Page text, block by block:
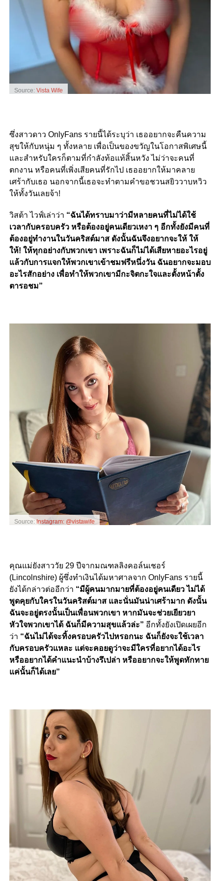
Source: Vista Wife
ซึ่งสาวดาว OnlyFans รายนี้ได้ระบุว่า เธออยากจะคืนความ
สุขให้กับหนุ่ม ๆ ทั้งหลาย เพื่อเป็นของขวัญในโอกาสพิเศษนี้
และสำหรับใครก็ตามที่กำลังท้อแท้สิ้นหวัง ไม่ว่าจะคนที่
ตกงาน หรือคนที่เพิ่งเสียคนที่รักไป เธออยากให้มาคลาย
เศร้ากับเธอ นอกจากนี้เธอจะทำตามคำขอชวนสยิววาบหวิว
ให้ทั้งวันเลยจ้า!
วิสต้า ไวฟ์เล่าว่า “ฉันได้ทราบมาว่ามีหลายคนที่ไม่ได้ใช้
เวลากับครอบครัว หรือต้องอยู่คนเดียวเหงา ๆ อีกทั้งยังมีคนที่
ต้องอยู่ทำงานในวันคริสต์มาส ดังนั้นฉันจึงอยากจะให้ ให้
ให้! ให้ทุกอย่างกับพวกเขา เพราะฉันก็ไม่ได้เสียหายอะไรอยู่
แล้วกับการแจกให้พวกเขาเข้าชมฟรีหนึ่งวัน ฉันอยากจะมอบ
อะไรสักอย่าง เพื่อทำให้พวกเขามีกะจิตกะใจและตั้งหน้าตั้ง
ตารอชม”
Source:Instagram: @vistawife
คุณแม่ยังสาววัย 29 ปีจากมณฑลลิงคอล์นเชอร์
(Lincolnshire) ผู้ซึ่งทำเงินได้มหาศาลจาก OnlyFans รายนี้
ยังได้กล่าวต่ออีกว่า “มีผู้คนมากมายที่ต้องอยู่คนเดียว ไม่ได้
พูดคุยกับใครในวันคริสต์มาส และนั่นมันน่าเศร้ามาก ดังนั้น
ฉันจะอยู่ตรงนั้นเป็นเพื่อนพวกเขา หากมันจะช่วยเยียวยา
หัวใจพวกเขาได้ ฉันก็มีความสุขแล้วล่ะ” อีกทั้งยังเปิดเผยอีก
ว่า “ฉันไม่ได้จะทิ้งครอบครัวไปหรอกนะ ฉันก็ยังจะใช้เวลา
กับครอบครัวแหละ แต่จะคอยดูว่าจะมีใครที่อยากได้อะไร
หรืออยากได้คำแนะนำบ้างรึเปล่า หรืออยากจะให้พูดทักทาย
แค่นั้นก็ได้เลย”